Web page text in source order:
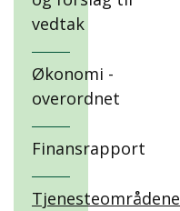
vedtak
Økonomi -
overordnet
Finansrapport
Tjenesteområdene